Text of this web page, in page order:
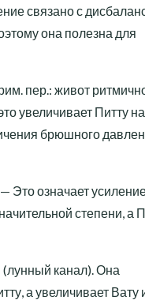
связано с
она полезна для
пер.: живот
увеличивает Питту
брюшного
Это означает
степени, а
(лунный канал). Она
а увеличивает Вату